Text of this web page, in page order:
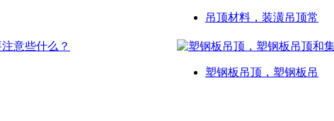
吊顶材料，装潢吊顶常
塑钢板吊顶，塑钢板吊